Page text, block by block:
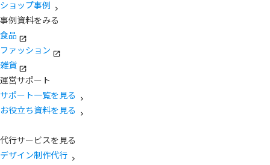
ショップ事例
事例資料をみる
食品
ファッション
雑貨
運営サポート
サポート一覧を見る
お役立ち資料を見る
代行サービスを見る
デザイン制作代行